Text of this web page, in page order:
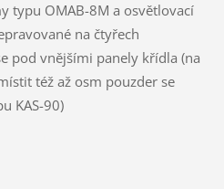
OMAB-8M a osvětlovací
na čtyřech
pod vnějšími panely křídla (na
též až osm pouzder se
KAS-90)